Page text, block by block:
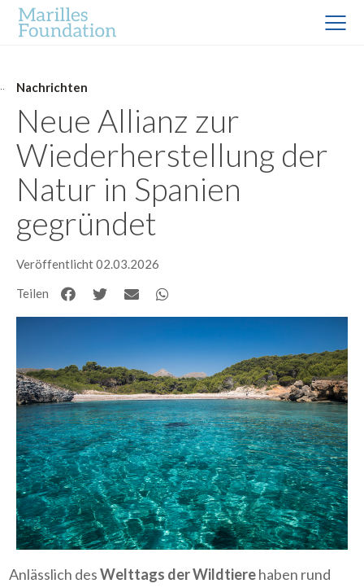
Nachrichten
Neue Allianz zur
Wiederherstellung der
Natur in Spanien
gegründet
Veröffentlicht 02.03.2026
Teilen
Anlässlich desWelttags der Wildtierehaben rund